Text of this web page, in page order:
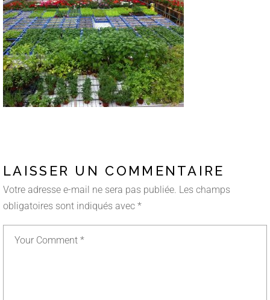
LAISSER UN COMMENTAIRE
Votre adresse e-mail ne sera pas publiée. Les champs
obligatoires sont indiqués avec *